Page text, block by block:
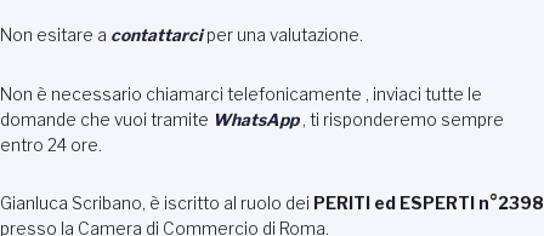
Non esitare a contattarciper una valutazione.
Non è necessario chiamarci telefonicamente , inviaci tutte le
domande che vuoi tramite WhatsApp, ti risponderemo sempre
entro 24 ore.
Gianluca Scribano, è iscritto al ruolo dei PERITI ed ESPERTI n°2398
presso la Camera di Commercio di Roma.